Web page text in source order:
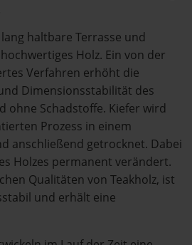
haltbare Terrasse und
Holz. Ein von der
Verfahren erhöht die
Dimensionsstabilität des
ohne Schadstoffe. Kiefer wird
Prozess in einem
anschließend getrocknet. Dabei
Holzes permanent verändert.
Qualitäten von Teakholz, ist
und erhält eine